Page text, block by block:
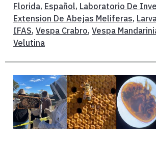
Florida, Español, Laboratorio De
Extension De Abejas Meliferas,
IFAS, Vespa Crabro, Vespa
Velutina